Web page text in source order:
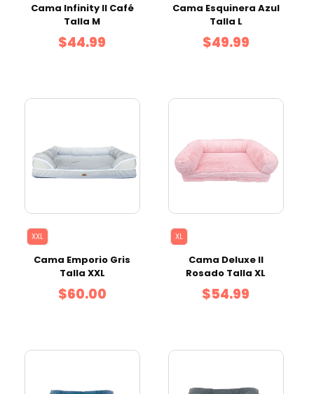
Cama Infinity II Café
Talla M
$44.99
Cama Esquinera Azul
Talla L
$49.99
XXL
Cama Emporio Gris
Talla XXL
$60.00
XL
Cama Deluxe II
Rosado Talla XL
$54.99